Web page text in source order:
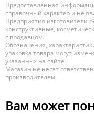
Предоставленная
справочный характер и не
Предприятия изготовители
конструктивные,
с продавцом.
Обозначения,
упаковка товара могут
указанных на сайте.
Магазин не несет
производителем.
Вам может